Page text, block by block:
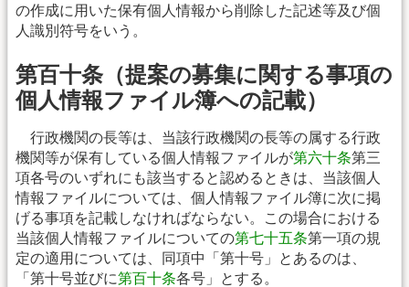
の作成に用いた保有個人情報から削除した記述等及び個
人識別符号をいう。
第百十条（提案の募集に関する事項の
個人情報ファイル簿への記載）
行政機関の長等は、当該行政機関の長等の属する行政
機関等が保有している個人情報ファイルが第六十条第三
項各号のいずれにも該当すると認めるときは、当該個人
情報ファイルについては、個人情報ファイル簿に次に掲
げる事項を記載しなければならない。この場合における
当該個人情報ファイルについての第七十五条第一項の規
定の適用については、同項中「第十号」とあるのは、
「第十号並びに第百十条各号」とする。